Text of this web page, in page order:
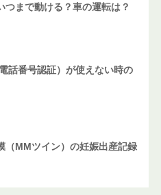
つまで動ける？車の運転は？
話番号認証）が使えない時の
（MMツイン）の妊娠出産記録